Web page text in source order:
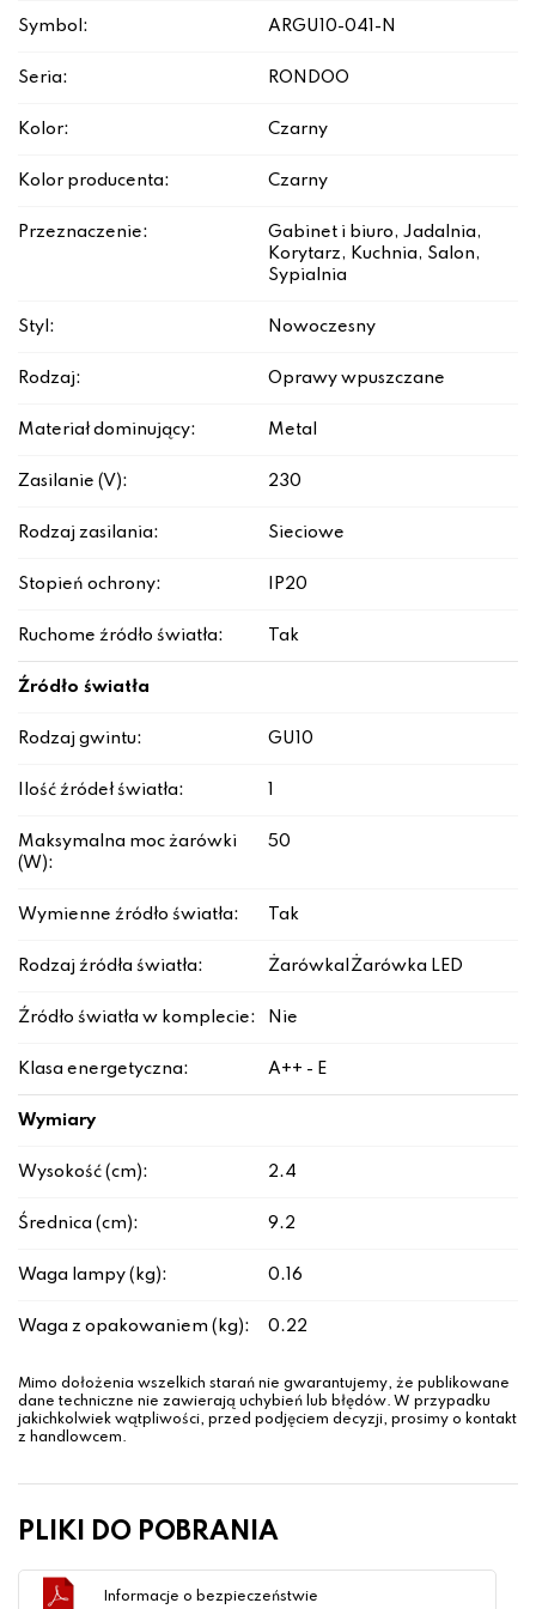
Symbol: ARGU10-041-N
Seria: RONDOO
Kolor: Czarny
Kolor producenta: Czarny
Przeznaczenie:
Gabinet i biuro, Jadalnia,
Korytarz, Kuchnia, Salon,
Sypialnia
Styl: Nowoczesny
Rodzaj: Oprawy wpuszczane
Materiał dominujący: Metal
Zasilanie (V): 230
Rodzaj zasilania: Sieciowe
Stopień ochrony: IP20
Ruchome źródło światła: Tak
Źródło światła
Rodzaj gwintu: GU10
Ilość źródeł światła:
Maksymalna moc żarówki
(W):
50
Wymienne źródło światła: Tak
Rodzaj źródła światła: Żarówka|Żarówka LED
Źródło światła w komplecie: Nie
Klasa energetyczna: A++ - E
Wymiary
Wysokość (cm): 2.4
Średnica (cm): 9.2
Waga lampy (kg): 0.16
Waga z opakowaniem (kg): 0.22
Mimo dołożenia wszelkich starań nie gwarantujemy, że publikowane
dane techniczne nie zawierają uchybień lub błędów. W przypadku
jakichkolwiek wątpliwości, przed podjęciem decyzji, prosimy o kontakt
z handlowcem.
PLIKI DO POBRANIA
Informacje o bezpieczeństwie